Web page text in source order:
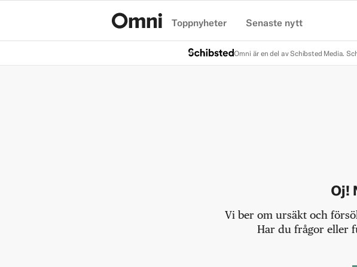
Toppnyheter Senaste nytt
Omni är en del av Schibsted Media.
Oj!
Vi ber om ursäkt och
Har du frågor eller